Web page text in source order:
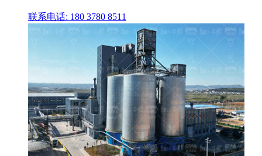
联系电话: 180 3780 8511